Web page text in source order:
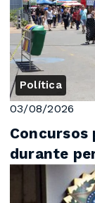
Política
03/08/2026
Concursos
durante